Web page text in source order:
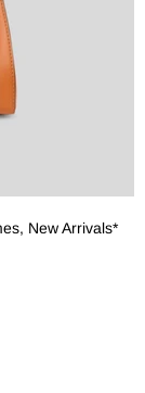
New Arrivals*